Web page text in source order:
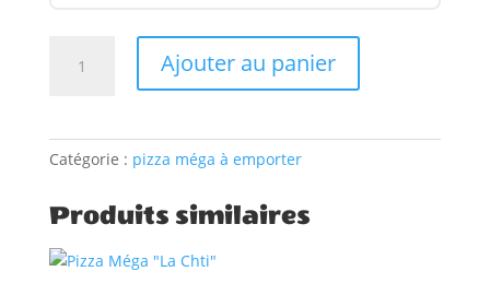
"Calzone"
(Pizza
Ajouter au panier
Catégorie : pizza méga à emporter
Produits similaires